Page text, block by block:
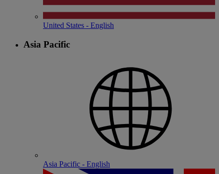
United States - English
Asia Pacific
Asia Pacific - English